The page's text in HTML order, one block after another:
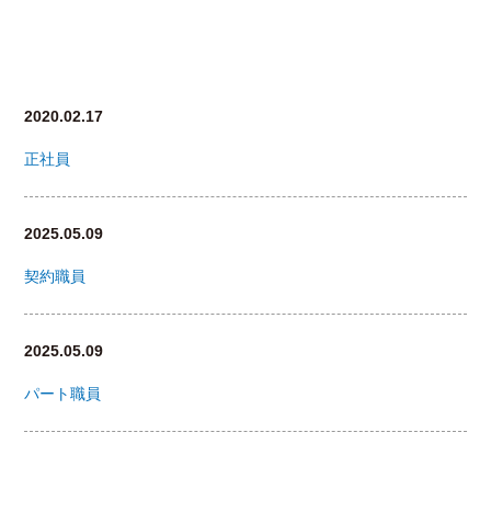
2020.02.17
正社員
2025.05.09
契約職員
2025.05.09
パート職員